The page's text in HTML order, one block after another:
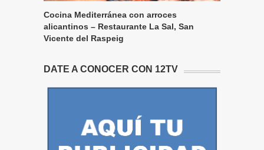
Cocina Mediterránea con arroces
alicantinos – Restaurante La Sal, San
Vicente del Raspeig
DATE A CONOCER CON 12TV